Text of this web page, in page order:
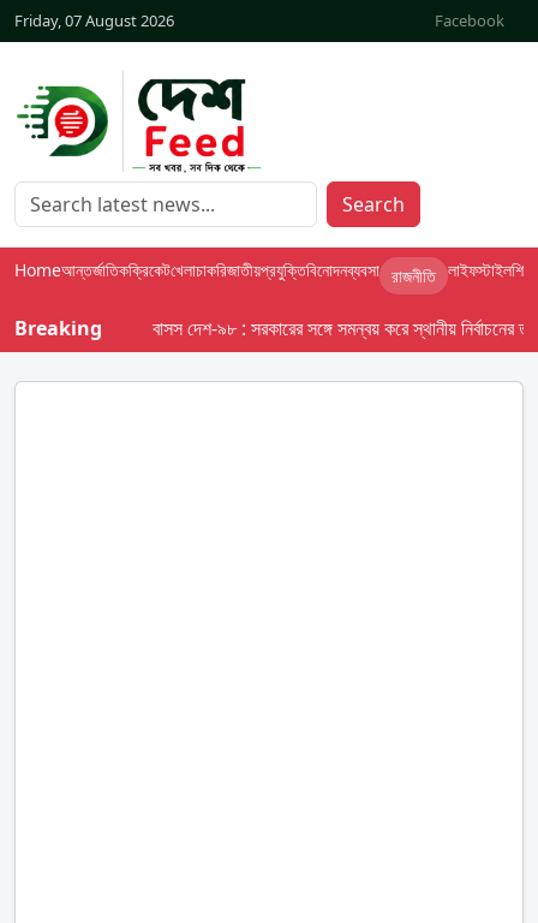
Friday, 07 August 2026 Facebook
Search
Homeআন্তর্জাতিকক্রিকেটখেলাচাকরিজাতীয়প্রযুক্তিবিনোদনব্যবসা রাজনীতি লাইফস্টাইলশিক্ষা
Breaking বাসস দেশ-৯৮ : সরকারের সঙ্গে সমন্বয় করে স্থানীয় নির্বাচনের